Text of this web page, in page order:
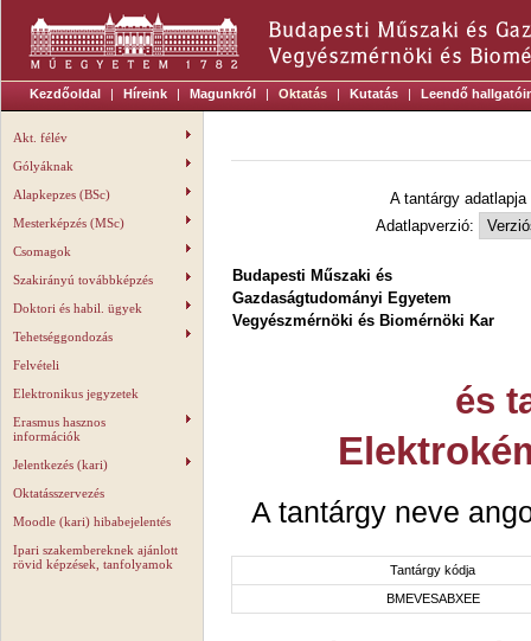
Kezdőoldal | Híreink | Magunkról | Oktatás | Kutatás | Leendő
Akt. félév
Gólyáknak
Alapkepzes (BSc)
Mesterképzés (MSc)
Csomagok
Szakirányú továbbképzés
Doktori és habil. ügyek
Tehetséggondozás
Felvételi
Elektronikus jegyzetek
Erasmus hasznos
információk
Jelentkezés (kari)
Oktatásszervezés
Moodle (kari) hibabejelentés
Ipari szakembereknek ajánlott
rövid képzések, tanfolyamok
A tantárgy
Adatlapverzió:
Budapesti Műszaki és
Gazdaságtudományi Egyetem
Vegyészmérnöki és Biomérnöki Kar
és
A tantárgy neve
Tantárgy kódja
BMEVESABXEE